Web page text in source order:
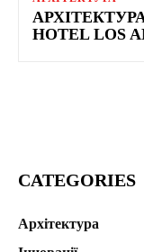
HOTEL LOS
CATEGORIES
Архітектура